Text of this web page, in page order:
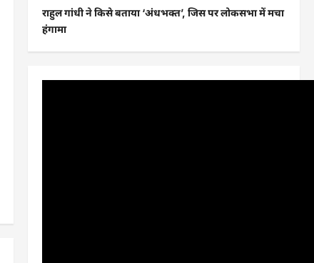
राहुल गांधी ने किसे बताया ‘अंधभक्त’, जिस पर लोकसभा में मचा
हंगामा